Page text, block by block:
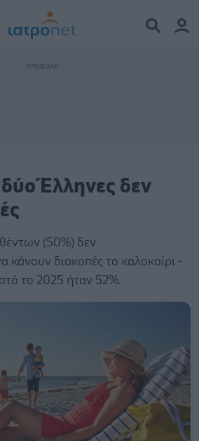
Έλληνες δεν
(50%) δεν
κάνουν διακοπές το καλοκαίρι -
το 2025 ήταν 52%.